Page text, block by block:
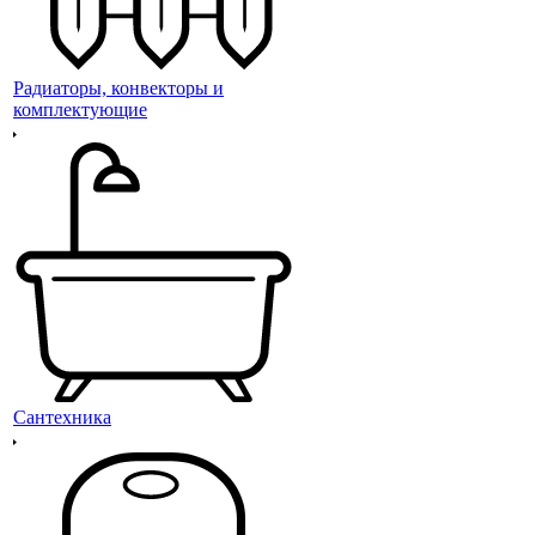
Радиаторы, конвекторы и
комплектующие
Сантехника